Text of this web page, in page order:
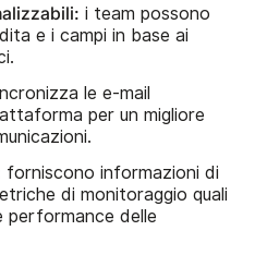
i team possono
e i campi in base ai
le e-mail
per un migliore
forniscono informazioni di
di monitoraggio quali
delle